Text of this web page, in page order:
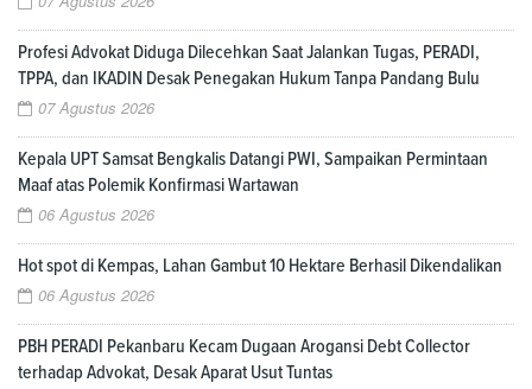
Profesi Advokat Diduga Dilecehkan Saat Jalankan Tugas, PERADI,
TPPA, dan IKADIN Desak Penegakan Hukum Tanpa Pandang Bulu
07 Agustus 2026
Kepala UPT Samsat Bengkalis Datangi PWI, Sampaikan Permintaan
Maaf atas Polemik Konfirmasi Wartawan
06 Agustus 2026
Hot spot di Kempas, Lahan Gambut 10 Hektare Berhasil Dikendalikan
06 Agustus 2026
PBH PERADI Pekanbaru Kecam Dugaan Arogansi Debt Collector
terhadap Advokat, Desak Aparat Usut Tuntas